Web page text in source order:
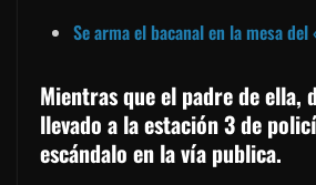
Se arma el bacanal en la mesa
Mientras que el padre de ella,
llevado a la estación 3 de
escándalo en la vía publica.